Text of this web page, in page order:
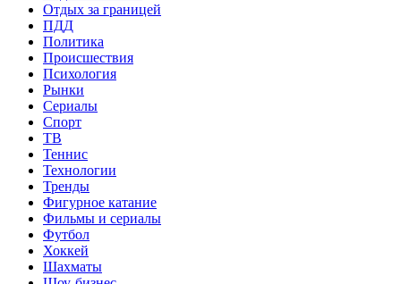
Отдых за границей
ПДД
Политика
Происшествия
Психология
Рынки
Сериалы
Спорт
ТВ
Теннис
Технологии
Тренды
Фигурное катание
Фильмы и сериалы
Футбол
Хоккей
Шахматы